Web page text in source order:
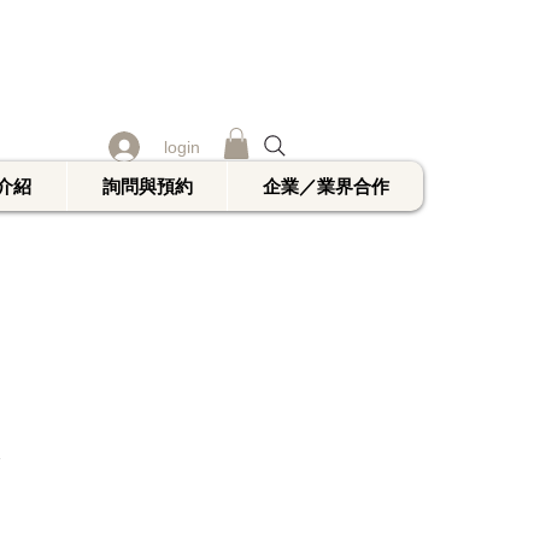
login
紹 詢問與預約 企業／業界合作